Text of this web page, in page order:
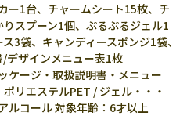
ー1台、チャームシート15枚、チ
スプーン1個、ぷるぷるジェル1
3袋、キャンディースポンジ1袋、
デザインメニュー表1枚
ケージ・取扱説明書・メニュー
リエステルPET / ジェル・・・
ルコール 対象年齢：6才以上